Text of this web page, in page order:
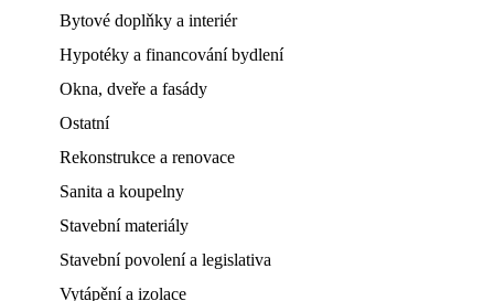
Bytové doplňky a interiér
Hypotéky a financování bydlení
Okna, dveře a fasády
Ostatní
Rekonstrukce a renovace
Sanita a koupelny
Stavební materiály
Stavební povolení a legislativa
Vytápění a izolace